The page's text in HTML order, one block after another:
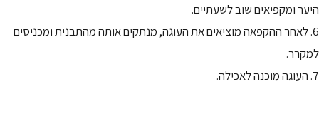
היער ומקפיאים שוב לשעתיים.
6. לאחר ההקפאה מוציאים את העוגה, מנתקים אותה מהתבנית ומכניסים
למקרר.
7. העוגה מוכנה לאכילה.